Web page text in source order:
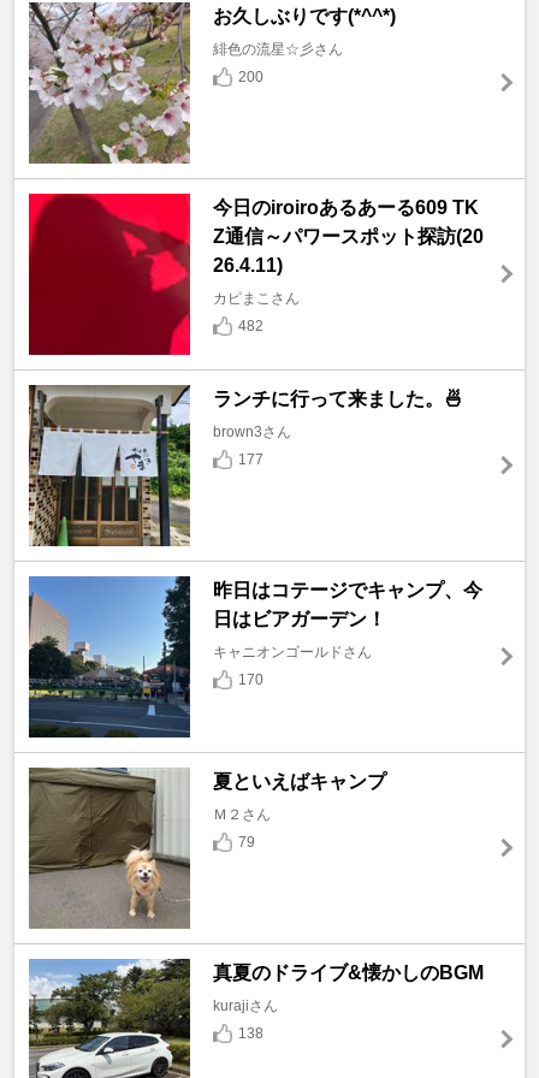
お久しぶりです(*^^*)
緋色の流星☆彡さん
200
今日のiroiroあるあーる609 TK
Z通信～パワースポット探訪(20
26.4.11)
カピまこさん
482
ランチに行って来ました。🍜
brown3さん
177
昨日はコテージでキャンプ、今
日はビアガーデン！
キャニオンゴールドさん
170
夏といえばキャンプ
Ｍ２さん
79
真夏のドライブ&懐かしのBGM
kurajiさん
138